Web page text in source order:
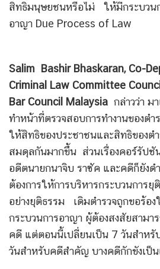
สิทธิมนุษยชนหรือไม่ ให้มีกระบวน
อาญา Due Process of Law
Salim Bashir Bhaskaran, Co-
Criminal Law Committee
Bar Council Malaysia กล่าวว่า ม
ทำหน้าที่ตรวจสอบการทำงานของตำ
ให้สิทธิของประชาชนและสิทธิของต
สมดุลกันมากขึ้น ส่วนเรื่องคอร์รัปชั
อดีตนายกนาจิบ ราซัค และคดีก็ยังด
ต้องการให้การบริหารกระบวนการยุ
อย่างยุติธรรม เดิมตำรวจถูกขอร้อง
กระบวนการอาญา ผู้ต้องสงสัยสามา
คดี แต่ตอนนี้เปลี่ยนเป็น 7 วันสำหรั
วันสำหรับคดีสำคัญ บางคดีกักขังเป็